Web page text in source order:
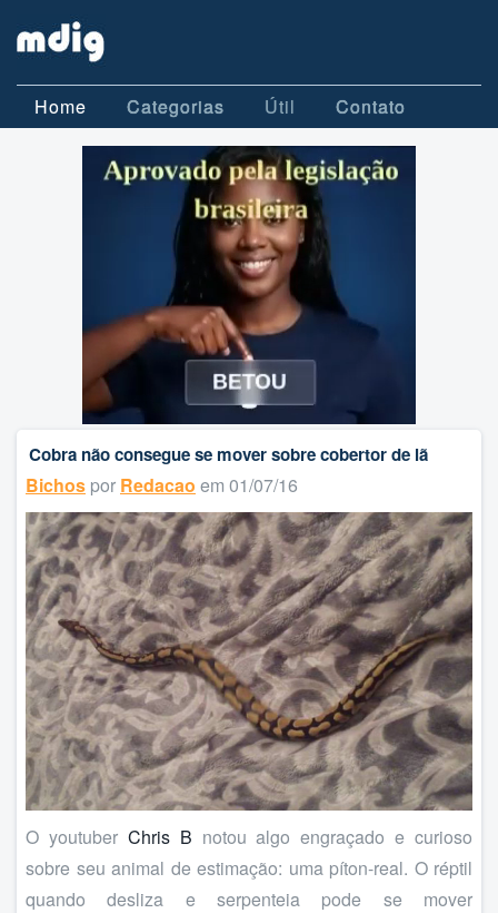
Home Categorias Útil Contato
Cobra não consegue se mover sobre cobertor de lã
Bichos por Redacao em 01/07/16
O youtuber Chris B notou algo engraçado e curioso
sobre seu animal de estimação: uma píton-real. O réptil
quando desliza e serpenteia pode se mover